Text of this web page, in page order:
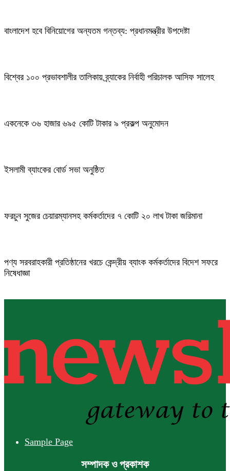
বাংলাদেশ হবে বিনিয়োগের অন্যতম গন্তব্য: প্রধানমন্ত্রীর উপদেষ্টা
বিশ্বের ১০০ প্রভাবশালীর তালিকায় ব্র্যাকের নির্বাহী পরিচালক আসিফ সালেহ
একনেকে ৩৬ হাজার ৬৯৫ কোটি টাকার ৯ প্রকল্প অনুমোদন
ইসলামী ব্যাংকের বোর্ড সভা অনুষ্ঠিত
ফরচুন সুজের চেয়ারম্যানসহ কর্মকর্তাদের ৭ কোটি ২০ লাখ টাকা জরিমানা
পণ্য সরবরাহকারী প্রতিষ্ঠানের খরচে কেন্দ্রীয় ব্যাংক কর্মকর্তাদের বিদেশ সফরে
নিষেধাজ্ঞা
Sample Page
সম্পাদক ও প্রকাশক